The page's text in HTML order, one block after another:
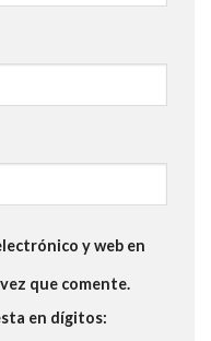
y web en
que comente.
en dígitos: